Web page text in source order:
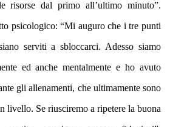
risorse dal primo all’ultimo minuto”.
psicologico: “Mi auguro che i tre punti
serviti a sbloccarci. Adesso siamo
ed anche mentalmente e ho avuto
gli allenamenti, che ultimamente sono
livello. Se riusciremo a ripetere la buona